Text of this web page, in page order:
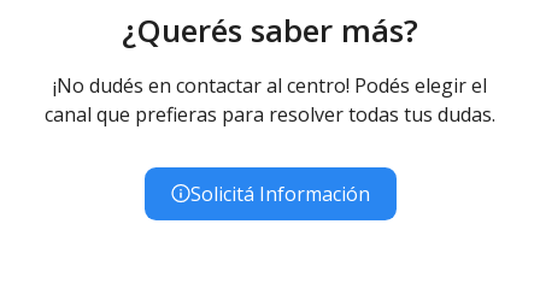
¿Querés saber más?
¡No dudés en contactar al centro! Podés elegir el
canal que prefieras para resolver todas tus dudas.
Solicitá Información